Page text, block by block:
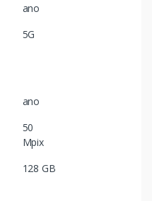
ano
5G
ano
50
Mpix
128 GB